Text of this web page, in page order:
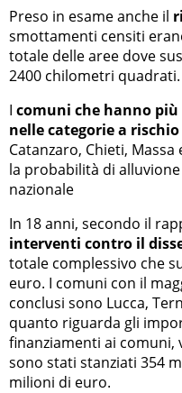
Preso in esame anche il
smottamenti censiti
totale delle aree dove
2400 chilometri quadrati.
I comuni che hanno
nelle categorie a rischio
Catanzaro, Chieti,
la probabilità di
nazionale
In 18 anni, secondo il
interventi contro il
totale complessivo che
euro. I comuni con il
conclusi sono Lucca,
quanto riguarda gli
finanziamenti ai comuni,
sono stati stanziati 354
milioni di euro.